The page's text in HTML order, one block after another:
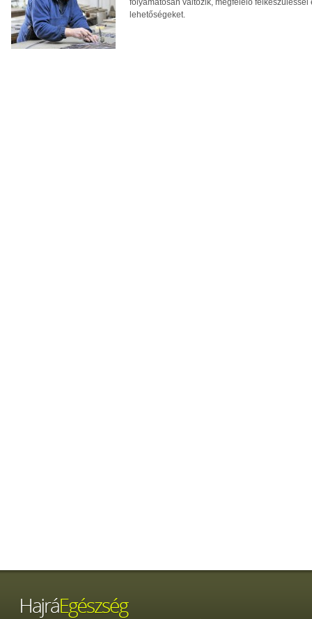
folyamatosan változik, megfelelő
lehetőségeket.